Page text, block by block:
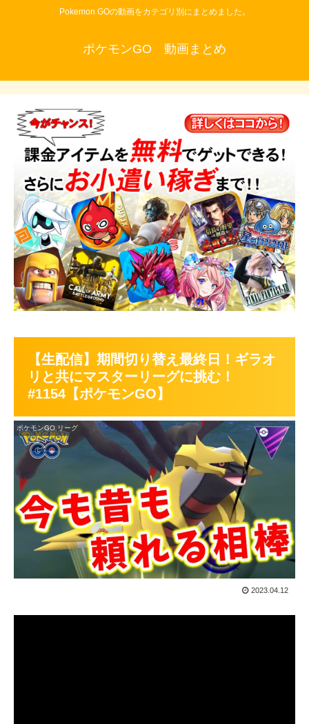
Pokemon GOの動画をカテゴリ別にまとめました。
ポケモンGO 動画まとめ
【生配信】期間切り替え最終日！ギラオ
リと共にマスターリーグに挑む！
#1154【ポケモンGO】
ポケモンGO リーグ
2023.04.12